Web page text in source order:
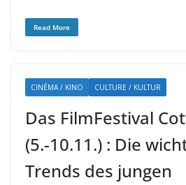
Read More
CINÉMA / KINO CULTURE / KULTUR
Das FilmFestival
(5.-10.11.) : Die
Trends des jungen